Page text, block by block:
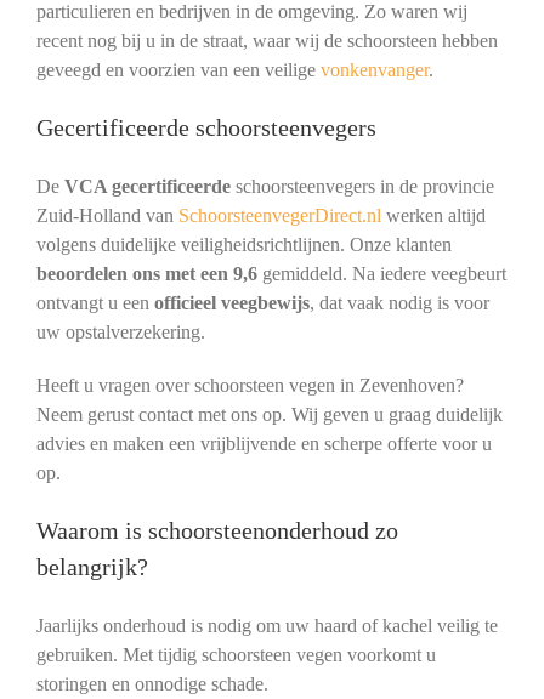
particulieren en bedrijven in de omgeving. Zo waren wij
recent nog bij u in de straat, waar wij de schoorsteen hebben
geveegd en voorzien van een veilige vonkenvanger.
Gecertificeerde schoorsteenvegers
De VCA gecertificeerdeschoorsteenvegers in de provincie
Zuid-Holland van SchoorsteenvegerDirect.nl werken altijd
volgens duidelijke veiligheidsrichtlijnen. Onze klanten
beoordelen ons met een 9,6gemiddeld. Na iedere veegbeurt
ontvangt u een officieel veegbewijs, dat vaak nodig is voor
uw opstalverzekering.
Heeft u vragen over schoorsteen vegen in Zevenhoven?
Neem gerust contact met ons op. Wij geven u graag duidelijk
advies en maken een vrijblijvende en scherpe offerte voor u
op.
Waarom is schoorsteenonderhoud zo
belangrijk?
Jaarlijks onderhoud is nodig om uw haard of kachel veilig te
gebruiken. Met tijdig schoorsteen vegen voorkomt u
storingen en onnodige schade.